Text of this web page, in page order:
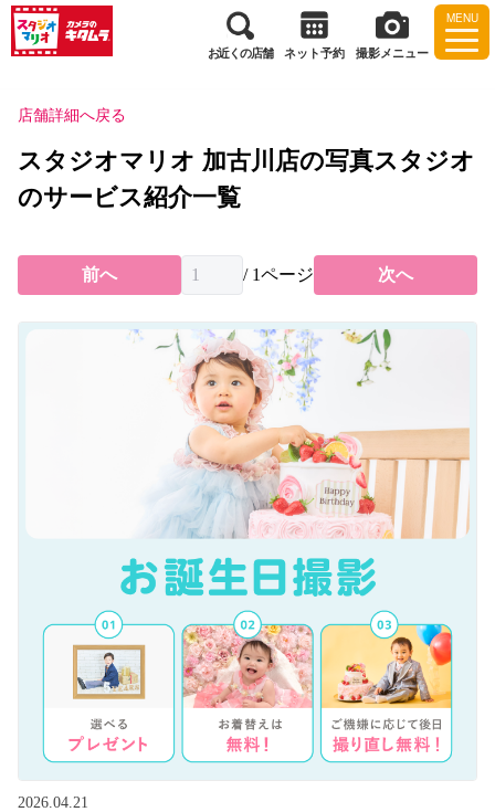
MENU
お近くの店舗 ネット予約 撮影メニュー
店舗詳細へ戻る
スタジオマリオ 加古川店の写真スタジオ
のサービス紹介一覧
前へ / 1ページ 次へ
2026.04.21